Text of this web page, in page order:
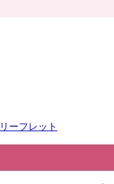
ーフレット